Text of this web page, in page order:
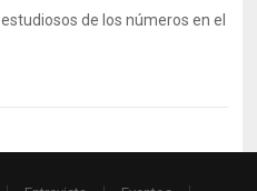
de los números en el